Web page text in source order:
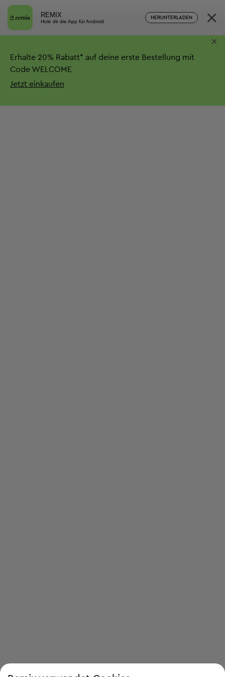
REMIX
Hole dir die App für Android
HERUNTERLADEN ×
Erhalte 20% Rabatt* auf deine erste Bestellung mit
Code WELCOME
Jetzt einkaufen
×